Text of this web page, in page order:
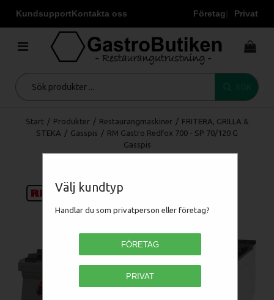
KundsupportKontakta oss Företag Privat
Välj kundtyp
Handlar du som privatperson eller företag?
FÖRETAG
PRIVAT
Start / Produkter / Restaurangmaskiner / FRITERA, GRILLA &
STEKA / Gasspis / RM Gastro Redfox 700 - SP 70/120 G
Gasspis